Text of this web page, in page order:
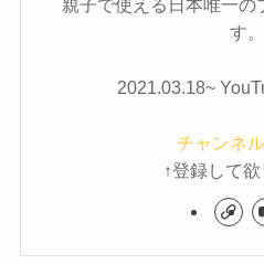
親子で使える日本唯一の
す。
2021.03.18~
チャンネ
↑登録して